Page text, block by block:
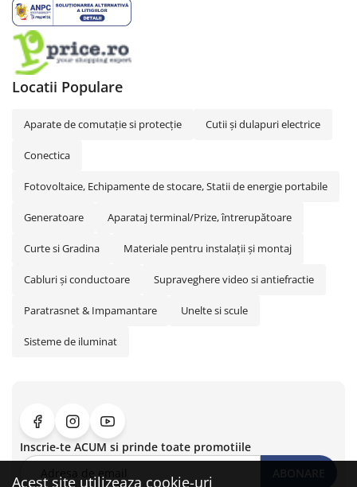
Locatii Populare
Aparate de comutaţie si protecţie Cutii şi dulapuri electrice
Conectica
Fotovoltaice, Echipamente de stocare, Statii de energie portabile
Generatoare Aparataj terminal/Prize, întrerupătoare
Curte si Gradina Materiale pentru instalaţii şi montaj
Cabluri și conductoare Supraveghere video si antiefractie
Paratrasnet & Impamantare Unelte si scule
Sisteme de iluminat
Inscrie-te ACUM si prinde toate promotiile
Acest site utilizeaza cookie-uri